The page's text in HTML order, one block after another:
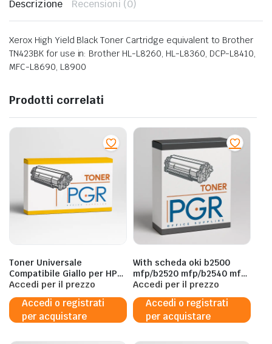
Descrizione Recensioni (0)
Xerox High Yield Black Toner Cartridge equivalent to Brother
TN423BK for use in: Brother HL-L8260, HL-L8360, DCP-L8410,
MFC-L8690, L8900
Prodotti correlati
Toner Universale
Compatibile Giallo per HP
CE742A/272A/342A,
5525/5225/M775 – 307A
650A 651A – 16.000 Pagine
al 5%
Accedi per il prezzo
Accedi o registrati
per acquistare
With scheda oki b2500
mfp/b2520 mfp/b2540 mfp-
4k#09004391
Accedi per il prezzo
Accedi o registrati
per acquistare